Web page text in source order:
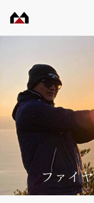
工務
ファイ